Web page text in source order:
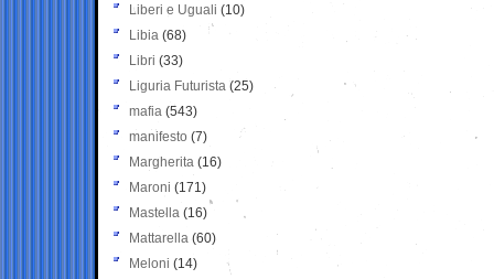
Liberi e Uguali (10)
Libia (68)
Libri (33)
Liguria Futurista (25)
mafia (543)
manifesto (7)
Margherita (16)
Maroni (171)
Mastella (16)
Mattarella (60)
Meloni (14)